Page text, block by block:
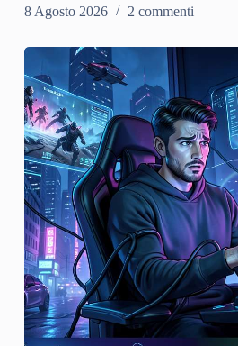
8 Agosto 2026
2 commenti